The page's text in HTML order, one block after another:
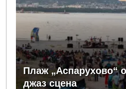
Плаж „Аспарухово“
джаз сцена